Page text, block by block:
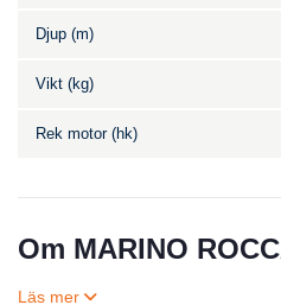
Djup (m)
Vikt (kg)
Rek motor (hk)
Om MARINO